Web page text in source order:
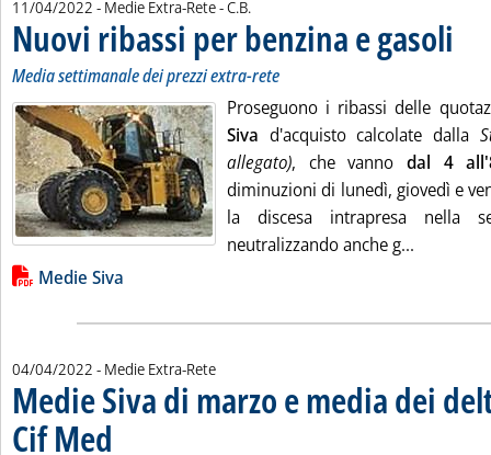
11/04/2022 - Medie Extra-Rete -di:
C.B.
Nuovi ribassi per benzina e gasoli
Media settimanale dei prezzi extra-rete
Proseguono i ribassi delle
Siva d'acquisto calcolate dalla
allegato), che vanno dal 4
diminuzioni di lunedì, giovedì e
la discesa intrapresa nella
neutralizzando anche g...
Lista allegati PDF alla notizia
Medie Siva
04/04/2022 - Medie Extra-Rete
Medie Siva di marzo e media dei
Cif Med